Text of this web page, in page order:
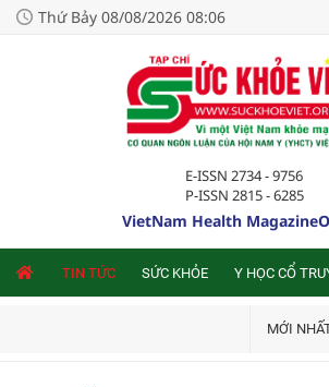
Thứ Bảy 08/08/2026 08:06
E-ISSN 2734 - 9756
P-ISSN 2815 - 6285
VietNam Health
TIN TỨC SỨC KHỎE Y HỌC CỔ
MỚI